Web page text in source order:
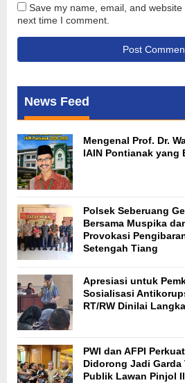
Save my name, email, and
next time I comment.
News Feed
Mengenal Prof. Dr.
IAIN Pontianak yang
Polsek Seberuang
Bersama Muspika
Provokasi
Setengah Tiang
Apresiasi untuk
Sosialisasi
RT/RW Dinilai
PWI dan AFPI
Didorong Jadi Garda
Publik Lawan Pinjol